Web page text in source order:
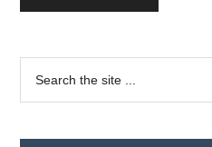
Sidebar
chính
...